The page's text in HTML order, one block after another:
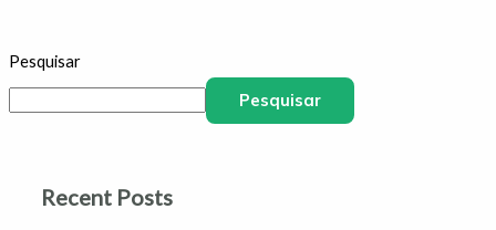
Pesquisar
Pesquisar
Recent Posts